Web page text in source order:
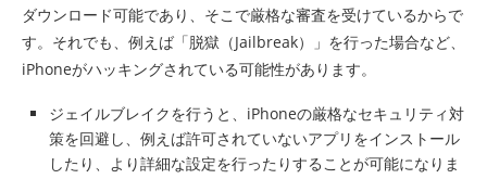
ダウンロード可能であり、そこで厳格な審査を受けているからで
す。それでも、例えば「脱獄（Jailbreak）」を行った場合など、
iPhoneがハッキングされている可能性があります。
ジェイルブレイクを行うと、iPhoneの厳格なセキュリティ対
策を回避し、例えば許可されていないアプリをインストール
したり、より詳細な設定を行ったりすることが可能になりま